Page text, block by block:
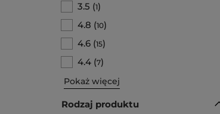
3.5 (1)
4.8 (10)
4.6 (15)
4.4 (7)
Pokaż więcej
Rodzaj produktu